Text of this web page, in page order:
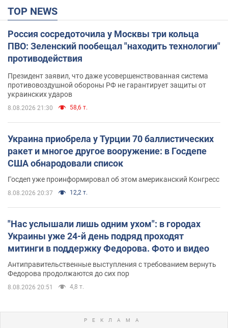
TOP NEWS
Россия сосредоточила у Москвы три кольца
ПВО: Зеленский пообещал "находить технологии"
противодействия
Президент заявил, что даже усовершенствованная система
противовоздушной обороны РФ не гарантирует защиты от
украинских ударов
8.08.2026 21:30 58,6 т.
Украина приобрела у Турции 70 баллистических
ракет и многое другое вооружение: в Госдепе
США обнародовали список
Госдеп уже проинформировал об этом американский Конгресс
8.08.2026 20:37 12,2 т.
"Нас услышали лишь одним ухом": в городах
Украины уже 24-й день подряд проходят
митинги в поддержку Федорова. Фото и видео
Антиправительственные выступления с требованием вернуть
Федорова продолжаются до сих пор
8.08.2026 20:51 4,8 т.